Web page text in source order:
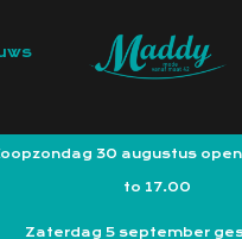
30 augustus
to 17.00
Zaterdag 5 september